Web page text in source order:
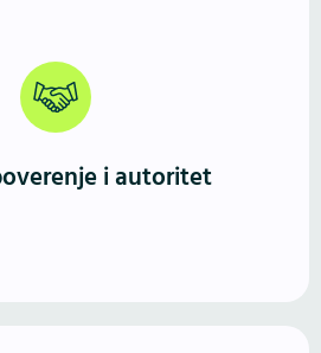
i autoritet
izveden WordPress sajt jasno
šta nudite i zašto ste pouzdan
kontaktu ili kupovini.